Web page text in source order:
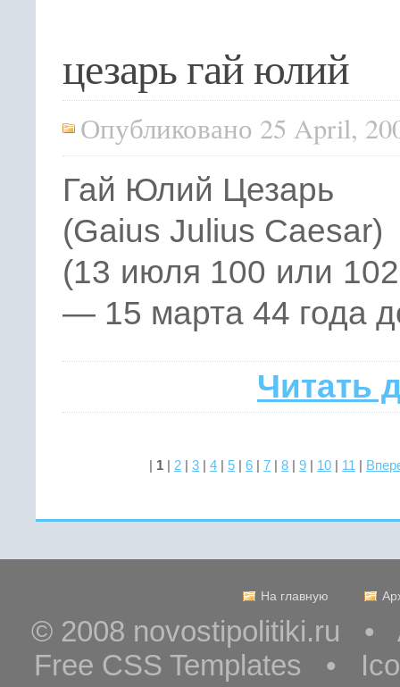
цезарь гай юлий
Опубликовано 25 April,
Гай Юлий Цезарь
(Gaius Julius Caesar)
(13 июля 100 или
— 15 марта 44 года
Читать
| 1 | 2 | 3 | 4 | 5 | 6 | 7 | 8 | 9 | 10 | 11 |
На главную
© 2008 novostipolitiki.ru •
Free CSS Templates •